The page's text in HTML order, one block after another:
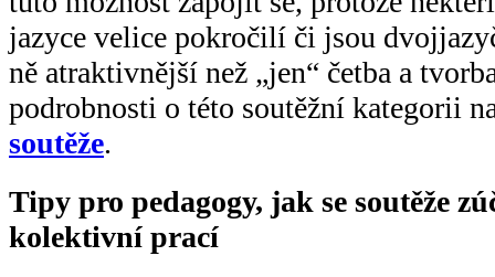
jazyce velice pokročilí či jsou
ně atraktivnější než „jen“ četba a
podrobnosti o této soutěžní kategorii
soutěže.
Tipy pro pedagogy, jak se soutěže
kolektivní prací